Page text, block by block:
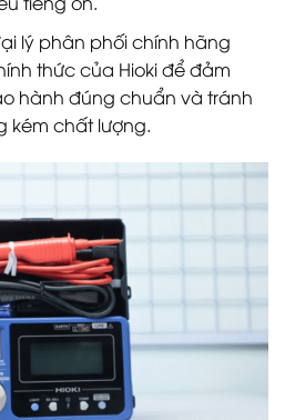
lý phân phối chính hãng
thức của Hioki để đảm
hành đúng chuẩn và tránh
kém chất lượng.